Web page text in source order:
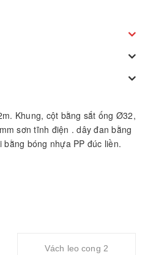
Khung, cột bằng sắt ống Ø32,
sơn tĩnh điện . dây đan bằng
bóng nhựa PP đúc liền.
Vách leo cong 2